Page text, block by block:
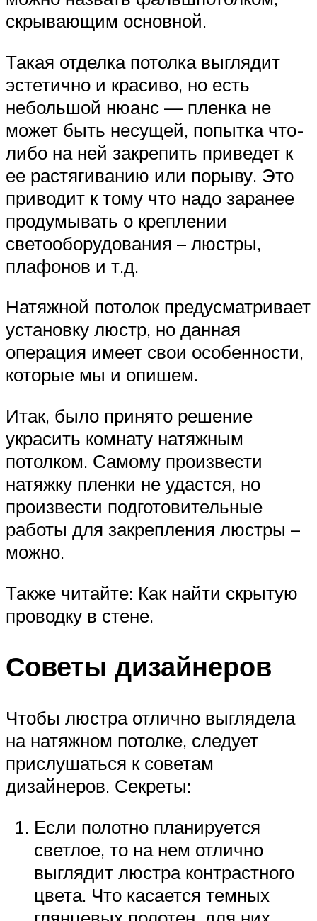
скрывающим основной.
Такая отделка потолка выглядит
эстетично и красиво, но есть
небольшой нюанс — пленка не
может быть несущей, попытка что-
либо на ней закрепить приведет к
ее растягиванию или порыву. Это
приводит к тому что надо заранее
продумывать о креплении
светооборудования – люстры,
плафонов и т.д.
Натяжной потолок предусматривает
установку люстр, но данная
операция имеет свои особенности,
которые мы и опишем.
Итак, было принято решение
украсить комнату натяжным
потолком. Самому произвести
натяжку пленки не удастся, но
произвести подготовительные
работы для закрепления люстры –
можно.
Также читайте: Как найти скрытую
проводку в стене.
Советы дизайнеров
Чтобы люстра отлично выглядела
на натяжном потолке, следует
прислушаться к советам
дизайнеров. Секреты:
Если полотно планируется
светлое, то на нем отлично
выглядит люстра контрастного
цвета. Что касается темных